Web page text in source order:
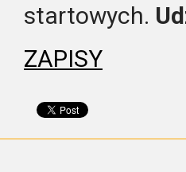
startowych.
ZAPISY